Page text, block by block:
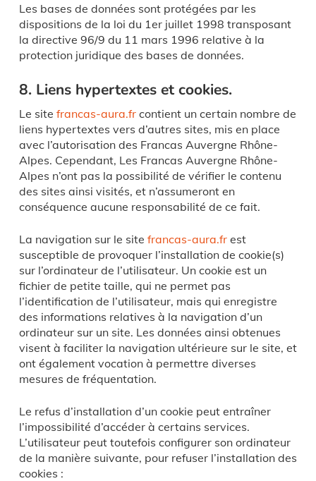
Les bases de données sont protégées par les
dispositions de la loi du 1er juillet 1998 transposant
la directive 96/9 du 11 mars 1996 relative à la
protection juridique des bases de données.
8. Liens hypertextes et cookies.
Le site francas-aura.frcontient un certain nombre de
liens hypertextes vers d’autres sites, mis en place
avec l’autorisation des Francas Auvergne Rhône-
Alpes. Cependant, Les Francas Auvergne Rhône-
Alpes n’ont pas la possibilité de vérifier le contenu
des sites ainsi visités, et n’assumeront en
conséquence aucune responsabilité de ce fait.
La navigation sur le site francas-aura.frest
susceptible de provoquer l’installation de cookie(s)
sur l’ordinateur de l’utilisateur. Un cookie est un
fichier de petite taille, qui ne permet pas
l’identification de l’utilisateur, mais qui enregistre
des informations relatives à la navigation d’un
ordinateur sur un site. Les données ainsi obtenues
visent à faciliter la navigation ultérieure sur le site, et
ont également vocation à permettre diverses
mesures de fréquentation.
Le refus d’installation d’un cookie peut entraîner
l’impossibilité d’accéder à certains services.
L’utilisateur peut toutefois configurer son ordinateur
de la manière suivante, pour refuser l’installation des
cookies :